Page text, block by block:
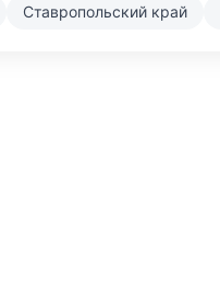
Ставропольский край